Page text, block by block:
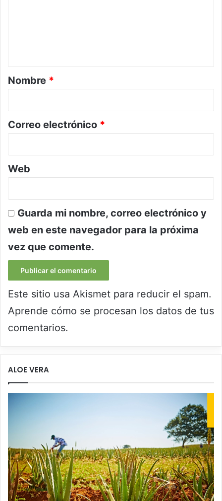
r
i
*
Nombre *
Correo electrónico *
Web
Guarda mi nombre, correo electrónico y
web en este navegador para la próxima
vez que comente.
Este sitio usa Akismet para reducir el spam.
Aprende cómo se procesan los datos de tus
comentarios.
ALOE VERA